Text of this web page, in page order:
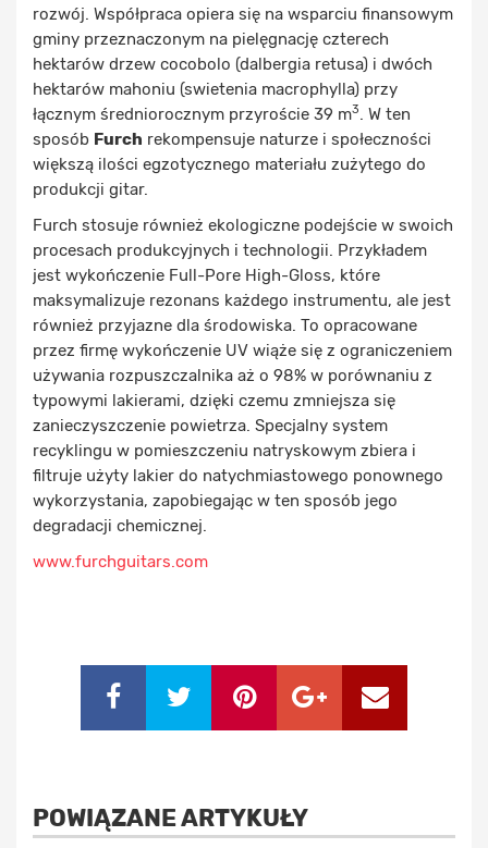
rozwój. Współpraca opiera się na wsparciu finansowym
gminy przeznaczonym na pielęgnację czterech
hektarów drzew cocobolo (dalbergia retusa) i dwóch
hektarów mahoniu (swietenia macrophylla) przy
łącznym średniorocznym przyroście 39 m3. W ten
sposób Furch rekompensuje naturze i społeczności
większą ilości egzotycznego materiału zużytego do
produkcji gitar.
Furch stosuje również ekologiczne podejście w swoich
procesach produkcyjnych i technologii. Przykładem
jest wykończenie Full-Pore High-Gloss, które
maksymalizuje rezonans każdego instrumentu, ale jest
również przyjazne dla środowiska. To opracowane
przez firmę wykończenie UV wiąże się z ograniczeniem
używania rozpuszczalnika aż o 98% w porównaniu z
typowymi lakierami, dzięki czemu zmniejsza się
zanieczyszczenie powietrza. Specjalny system
recyklingu w pomieszczeniu natryskowym zbiera i
filtruje użyty lakier do natychmiastowego ponownego
wykorzystania, zapobiegając w ten sposób jego
degradacji chemicznej.
www.furchguitars.com
POWIĄZANE ARTYKUŁY